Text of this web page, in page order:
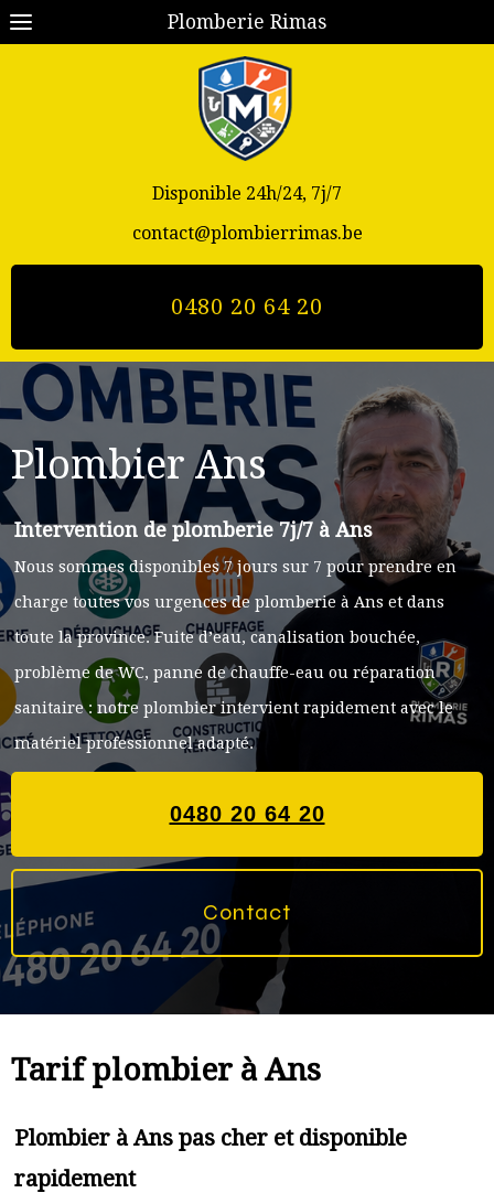
Plomberie Rimas
Disponible 24h/24, 7j/7
contact@plombierrimas.be
0480 20 64 20
Plombier Ans
Intervention de plomberie 7j/7 à Ans
Nous sommes disponibles 7 jours sur 7 pour prendre en
charge toutes vos urgences de plomberie à Ans et dans
toute la province. Fuite d’eau, canalisation bouchée,
problème de WC, panne de chauffe-eau ou réparation
sanitaire : notre plombier intervient rapidement avec le
matériel professionnel adapté.
0480 20 64 20
Contact
Tarif plombier à Ans
Plombier à Ans pas cher et disponible
rapidement